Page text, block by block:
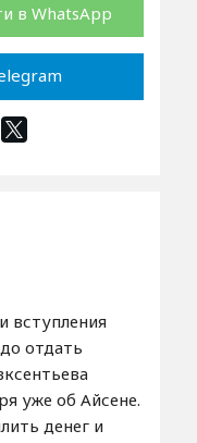
в WhatsApp
вступления
отдать
уже об Айсене.
денег и